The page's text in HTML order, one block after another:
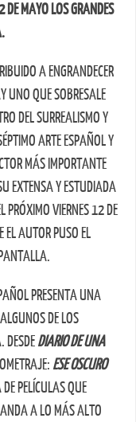
DE MAYO LOS GRANDES
A ENGRANDECER
UNO QUE SOBRESALE
DEL SURREALISMO Y
ARTE ESPAÑOL Y
MÁS IMPORTANTE
EXTENSA Y ESTUDIADA
PRÓXIMO VIERNES 12 DE
EL AUTOR PUSO EL
PRESENTA UNA
DE LOS
DESDE DIARIO DE UNA
ESE OSCURO
PELÍCULAS QUE
A LO MÁS ALTO